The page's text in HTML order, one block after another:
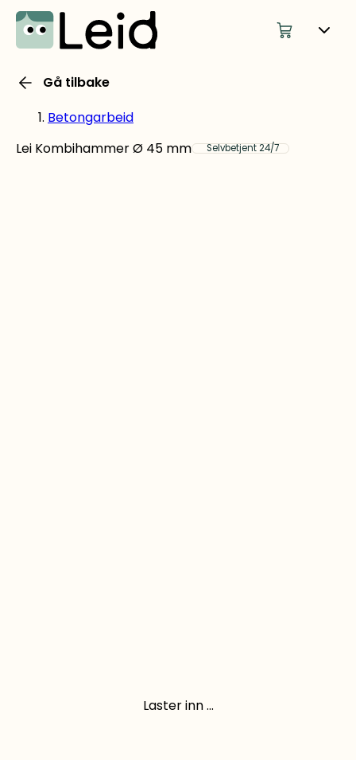
Gå tilbake
Betongarbeid
Lei Kombihammer Ø 45 mm
Selvbetjent 24/7
Laster inn ...